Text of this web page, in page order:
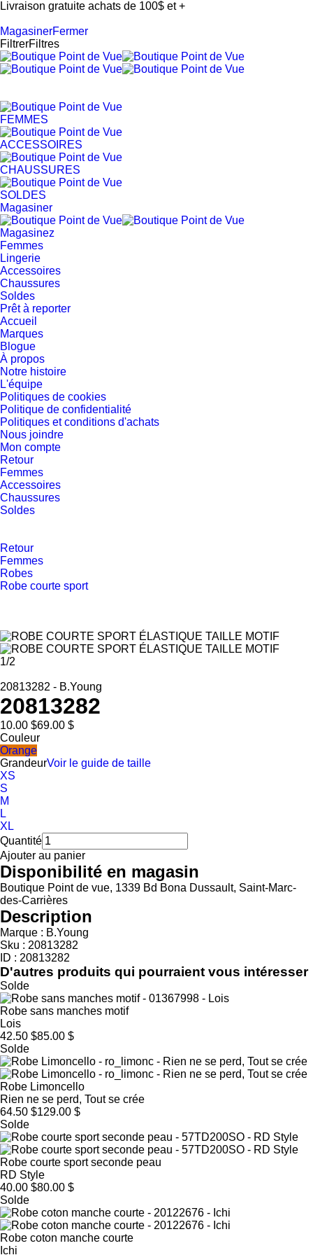
Livraison gratuite achats de 100$ et +
MagasinerFermer
FiltrerFiltres
FEMMES
ACCESSOIRES
CHAUSSURES
SOLDES
Magasiner
Magasinez
Femmes
Lingerie
Accessoires
Chaussures
Soldes
Prêt à reporter
Accueil
Marques
Blogue
À propos
Notre histoire
L'équipe
Politiques de cookies
Politique de confidentialité
Politiques et conditions d'achats
Nous joindre
Mon compte
Retour
Femmes
Accessoires
Chaussures
Soldes
Retour
Femmes
Robes
Robe courte sport
1/2
20813282 - B.Young
20813282
10.00 $69.00 $
Couleur
Orange
GrandeurVoir le guide de taille
XS
S
M
L
XL
Quantité
Ajouter au panier
Disponibilité en magasin
Boutique Point de vue, 1339 Bd Bona Dussault, Saint-Marc-
des-Carrières
Description
Marque : B.Young
Sku : 20813282
ID : 20813282
D'autres produits qui pourraient vous intéresser
Solde
Robe sans manches motif
Lois
42.50 $85.00 $
Solde
Robe Limoncello
Rien ne se perd, Tout se crée
64.50 $129.00 $
Solde
Robe courte sport seconde peau
RD Style
40.00 $80.00 $
Solde
Robe coton manche courte
Ichi